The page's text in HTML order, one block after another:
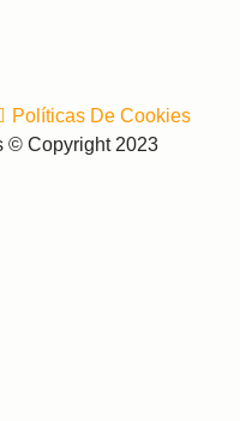
© Copyright 2023
Políticas De Cookies